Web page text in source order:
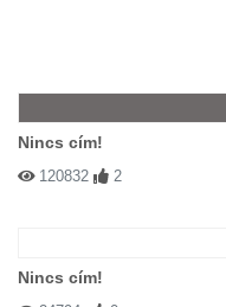
Nincs cím!
120832 2
Nincs cím!